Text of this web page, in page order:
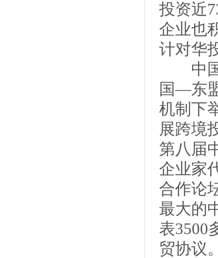
投资近
企业也
计对华
中国
国—东
机制下
展跨境
第八届
企业家
合作论
最大的
表3500
贸协议